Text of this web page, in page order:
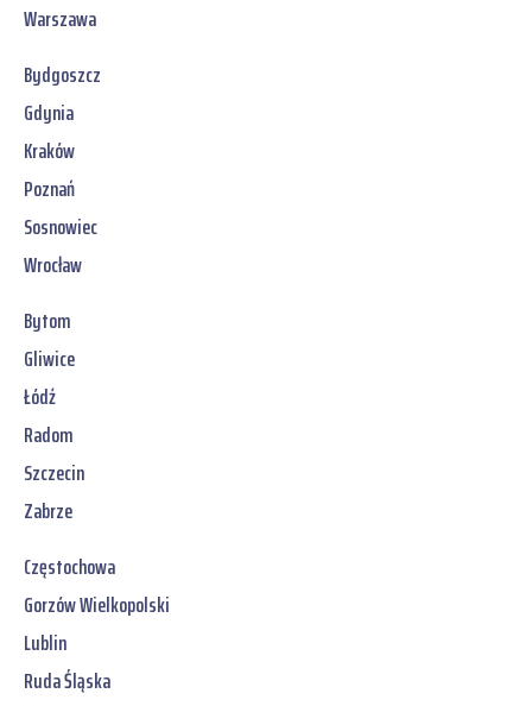
Warszawa
Bydgoszcz
Gdynia
Kraków
Poznań
Sosnowiec
Wrocław
Bytom
Gliwice
Łódź
Radom
Szczecin
Zabrze
Częstochowa
Gorzów Wielkopolski
Lublin
Ruda Śląska